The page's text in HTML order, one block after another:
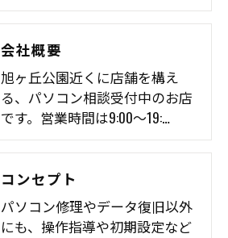
会社概要
旭ヶ丘公園近くに店舗を構え
る、パソコン相談受付中のお店
です。営業時間は9:00～19:…
コンセプト
パソコン修理やデータ復旧以外
にも、操作指導や初期設定など